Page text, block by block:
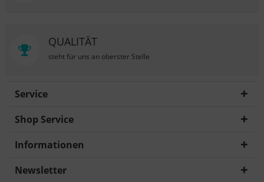
QUALITÄT
steht für uns an oberster Stelle
Service
Shop Service
Informationen
Newsletter